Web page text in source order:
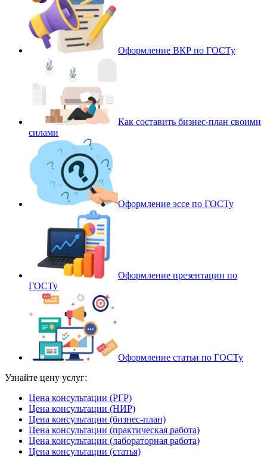
Оформление ВКР по ГОСТу
Как составить бизнес-план своими
силами
Оформление эссе по ГОСТу
Оформление презентации по
ГОСТу
Оформление статьи по ГОСТу
Узнайте цену услуг:
Цена консультации (РГР)
Цена консультации (НИР)
Цена консультации (бизнес-план)
Цена консультации (практическая работа)
Цена консультации (лабораторная работа)
Цена консультации (статья)